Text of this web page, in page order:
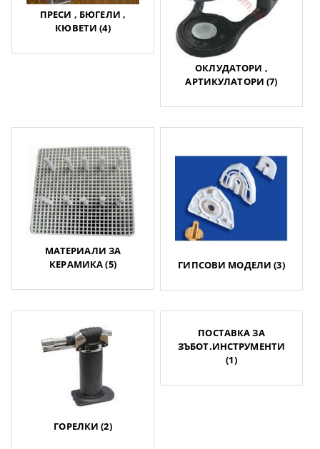
ПРЕСИ , БЮГЕЛИ ,
КЮВЕТИ (4)
ОКЛУДАТОРИ ,
АРТИКУЛАТОРИ (7)
МАТЕРИАЛИ ЗА
КЕРАМИКА (5)
ГИПСОВИ МОДЕЛИ (3)
ГОРЕЛКИ (2)
ПОСТАВКА ЗА
ЗЪБОТ.ИНСТРУМЕНТИ
(1)